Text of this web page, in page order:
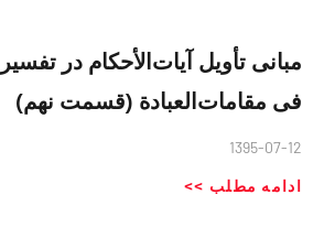
مبانی تأویل آیات‌الأحکام در
فی مقامات‌العبادة (قسمت نهم)
1395-07-12
ادامه مطلب >>